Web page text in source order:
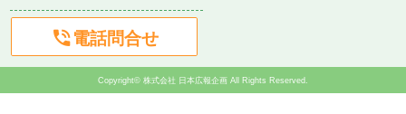
電話問合せ
Copyright© 株式会社 日本広報企画 All Rights Reserved.